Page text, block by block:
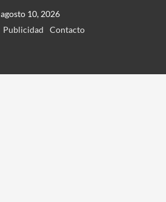
agosto 10, 2026
Publicidad
Contacto